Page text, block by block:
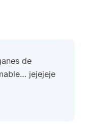
de
jejejeje